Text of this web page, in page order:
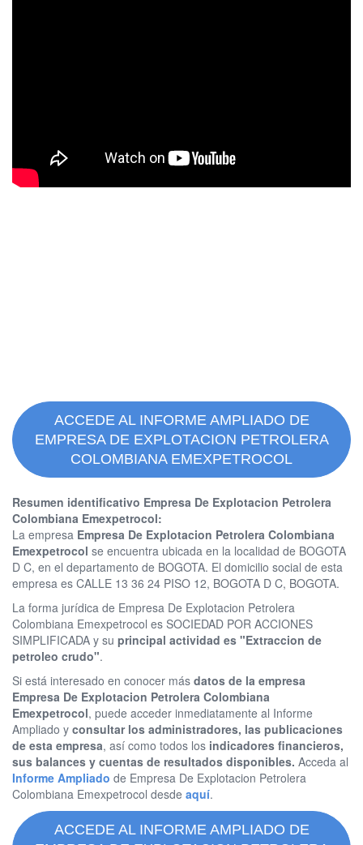
ACCEDE AL INFORME AMPLIADO DE
EMPRESA DE EXPLOTACION PETROLERA
COLOMBIANA EMEXPETROCOL
Resumen identificativo Empresa De Explotacion Petrolera
Colombiana Emexpetrocol:
La empresa Empresa De Explotacion Petrolera Colombiana
Emexpetrocol se encuentra ubicada en la localidad de BOGOTA
D C, en el departamento de BOGOTA. El domicilio social de esta
empresa es CALLE 13 36 24 PISO 12, BOGOTA D C, BOGOTA.
La forma jurídica de Empresa De Explotacion Petrolera
Colombiana Emexpetrocol es SOCIEDAD POR ACCIONES
SIMPLIFICADA y su principal actividad es "Extraccion de
petroleo crudo".
Si está interesado en conocer más datos de la empresa
Empresa De Explotacion Petrolera Colombiana
Emexpetrocol, puede acceder inmediatamente al Informe
Ampliado y consultar los administradores, las publicaciones
de esta empresa, así como todos los indicadores financieros,
sus balances y cuentas de resultados disponibles. Acceda al
Informe Ampliado de Empresa De Explotacion Petrolera
Colombiana Emexpetrocol desde aquí.
ACCEDE AL INFORME AMPLIADO DE